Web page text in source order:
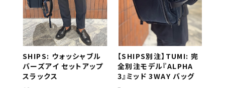
SHIPS: ウォッシャブル
バーズアイ セットアップ
スラックス
【SHIPS別注】TUMI: 完
全別注モデル『ALPHA
3』ミッド 3WAY バッグ